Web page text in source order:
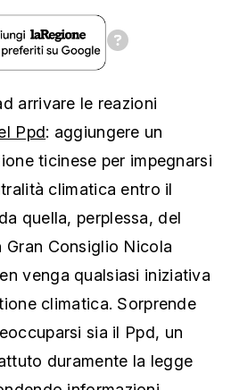
arrivare le reazioni
Ppd: aggiungere un
ticinese per impegnarsi
climatica entro il
quella, perplessa, del
Consiglio Nicola
venga qualsiasi iniziativa
climatica. Sorprende
sia il Ppd, un
duramente la legge